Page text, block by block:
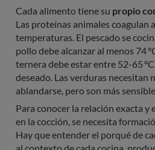
Cada alimento tiene su propio
Las proteínas animales coagulan
temperaturas. El pescado se
pollo debe alcanzar al menos 74
ternera debe estar entre 52-65
deseado. Las verduras necesitan
ablandarse, pero son más
Para conocer la relación exacta y
en la cocción, se necesita
Hay que entender el porqué de